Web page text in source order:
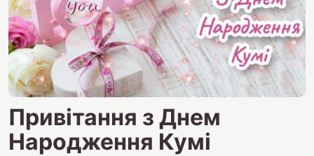
Привітання з Днем
Народження Кумі